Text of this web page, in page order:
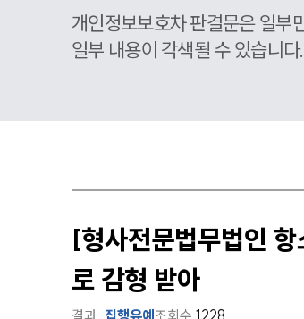
개인정보보호차 판결문은 일부
일부 내용이 각색될 수 있습니다.
[형사전문법무법인
로 감형 받아
결과 집행유예 조회수 1228